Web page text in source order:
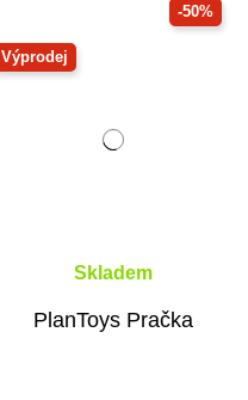
-50%
Výprodej
Skladem
PlanToys Pračka